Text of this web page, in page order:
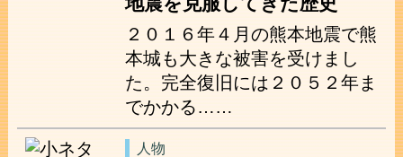
２０１６年４月の熊本地震で熊
本城も大きな被害を受けまし
た。完全復旧には２０５２年ま
でかかる……
人物